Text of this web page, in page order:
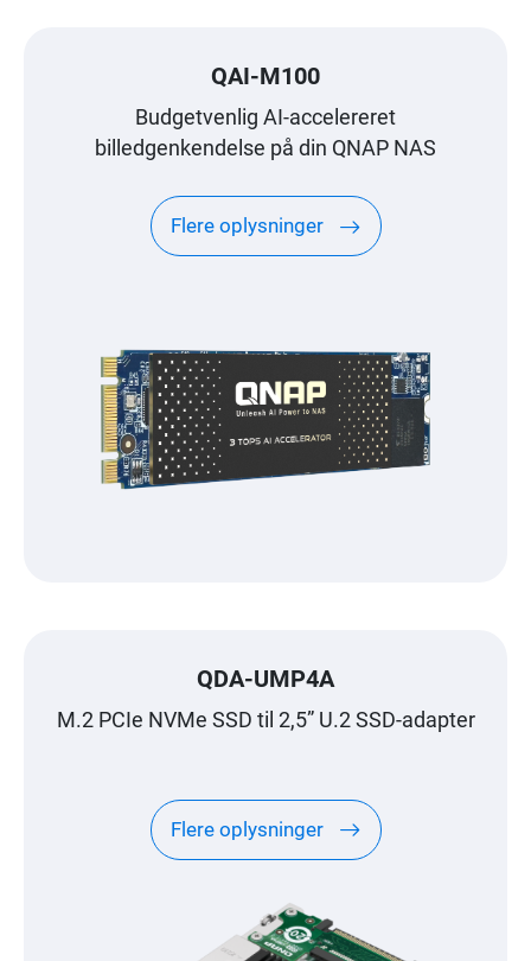
QAI-M100
Budgetvenlig AI-accelereret
billedgenkendelse på din QNAP NAS
Flere oplysninger
QDA-UMP4A
M.2 PCIe NVMe SSD til 2,5” U.2 SSD-adapter
Flere oplysninger